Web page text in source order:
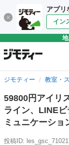
アプリ
イン
ジモティー 教室・
59800円アイリ
ライン、LINE
ミュニケーシ
投稿ID: